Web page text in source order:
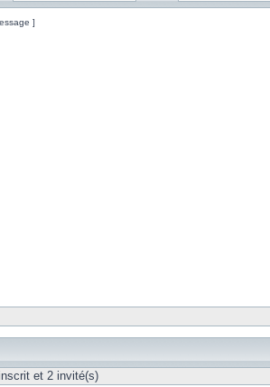
]
et 2 invité(s)